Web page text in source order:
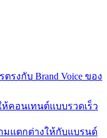
รงกับ Brand Voice ของ
ห้คอนเทนต์แบบรวดเร็ว
ามแตกต่างให้กับแบรนด์